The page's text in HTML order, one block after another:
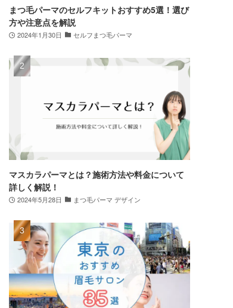
まつ毛パーマのセルフキットおすすめ5選！選び
方や注意点を解説
2024年1月30日 セルフまつ毛パーマ
マスカラパーマとは？施術方法や料金について
詳しく解説！
2024年5月28日 まつ毛パーマ デザイン